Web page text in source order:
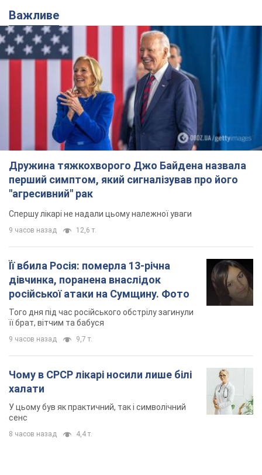
Її вбила Росія: померла 13-річна
дівчинка, поранена внаслідок
російської атаки на Сумщину. Фото
Того дня під час російського обстрілу загинули
її брат, вітчим та бабуся
9 часов назад 9,7 т.
Чому в СРСР лікарі носили лише білі
халати
У цьому був як практичний, так і символічний
сенс
8 часов назад 4,4 т.
TOP NEWS